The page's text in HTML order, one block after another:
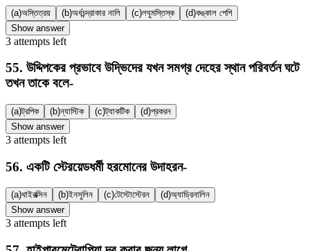
(a)অস্তিত্রয় (b)অর্ধচন্দ্রাকার নালি (c)লঘুমস্তিস্ক (d)কঙ্কাল পেশি
Show answer
3 attempts left
55. উদ্দিপকের প্রভাবে উদ্ভিদের যখন সমগ্র দেহের স্থান পরিবর্তন ঘটে
তখন তাকে বলে-
(a)ট্রপিক (b)ন্যাস্টিক (c)ট্যাকটিক (d)প্রকরন
Show answer
3 attempts left
56. একটি স্টেরয়েডধর্মী হরমোনের উদাহরন-
(a)থাইরক্সিন (b)ইনসুলিন (c)টেস্টোস্টেরন (d)অ্যাড্রিনালিন
Show answer
3 attempts left